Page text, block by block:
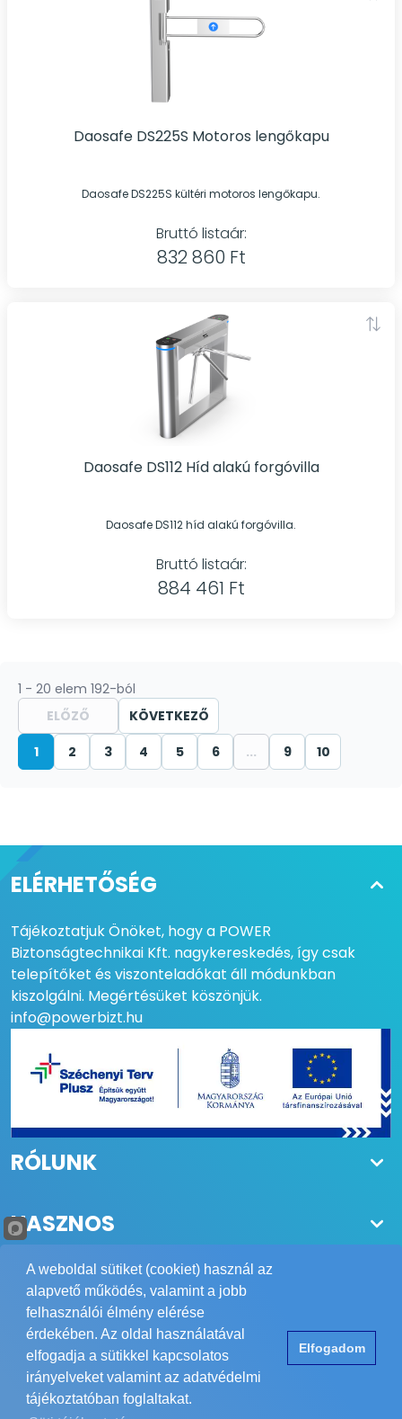
Daosafe DS225S Motoros lengőkapu
Daosafe DS225S kültéri motoros lengőkapu.
Bruttó listaár:
832 860 Ft
Daosafe DS112 Híd alakú forgóvilla
Daosafe DS112 híd alakú forgóvilla.
Bruttó listaár:
884 461 Ft
1 - 20 elem 192-ból
ELŐZŐ
1
2 3 4 5 6 ... 9 10
KÖVETKEZŐ
ELÉRHETŐSÉG
Tájékoztatjuk Önöket, hogy a POWER
Biztonságtechnikai Kft. nagykereskedés, így csak
telepítőket és viszonteladókat áll módunkban
kiszolgálni. Megértésüket köszönjük.
info@powerbizt.hu
RÓLUNK
HASZNOS
Copyright © 1984-2026 POWER Biztonságtechnika Kft.
Minden jog fenntartva.
Elérhetőség
ÁSZF Adatvédelem Impresszum
A weboldal sütiket (cookiet) használ az
alapvető működés, valamint a jobb
felhasználói élmény elérése
érdekében. Az oldal használatával
elfogadja a sütikkel kapcsolatos
irányelveket valamint az adatvédelmi
tájékoztatóban foglaltakat.
Elfogadom